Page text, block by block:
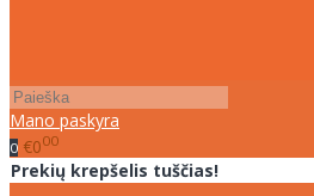
Mano paskyra
0 €000
Prekių krepšelis tuščias!